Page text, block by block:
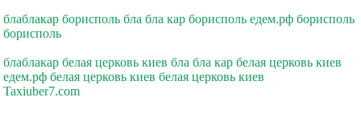
блаблакар борисполь бла бла кар борисполь едем.рф борисполь
борисполь
блаблакар белая церковь киев бла бла кар белая церковь киев
едем.рф белая церковь киев белая церковь киев
Taxiuber7.com